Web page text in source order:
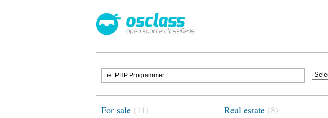
For sale (11) Real estate (8)